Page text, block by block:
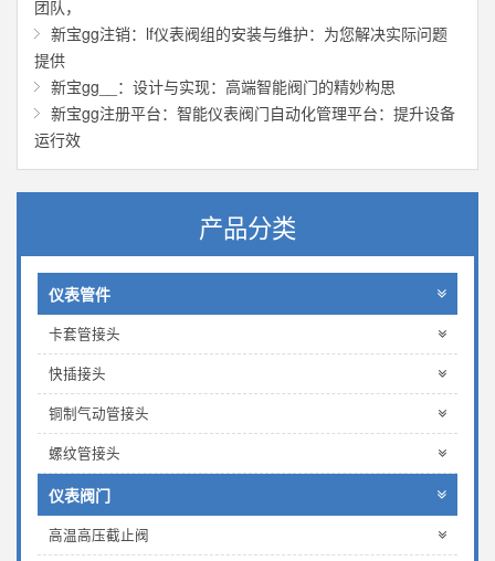
团队，
新宝gg注销：lf仪表阀组的安装与维护：为您解决实际问题
提供
新宝gg__：设计与实现：高端智能阀门的精妙构思
新宝gg注册平台：智能仪表阀门自动化管理平台：提升设备
运行效
产品分类
仪表管件
卡套管接头
快插接头
铜制气动管接头
螺纹管接头
仪表阀门
高温高压截止阀